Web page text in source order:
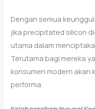
Dengan semua
jika precipitated silicon
utama dalam
Terutama bagi mereka
konsumen modern akan
performa.